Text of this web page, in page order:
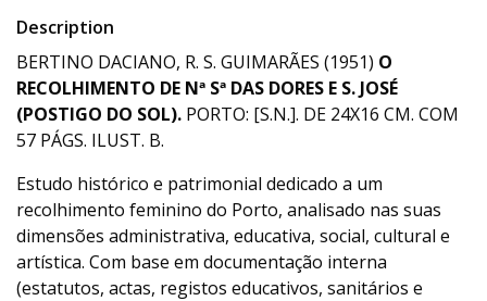
Description
BERTINO DACIANO, R. S. GUIMARÃES (1951) O
RECOLHIMENTO DE Nª Sª DAS DORES E S. JOSÉ
(POSTIGO DO SOL). PORTO: [S.N.]. DE 24X16 CM. COM
57 PÁGS. ILUST. B.
Estudo histórico e patrimonial dedicado a um
recolhimento feminino do Porto, analisado nas suas
dimensões administrativa, educativa, social, cultural e
artística. Com base em documentação interna
(estatutos, actas, registos educativos, sanitários e